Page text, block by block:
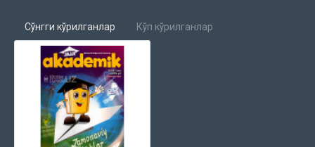
Сўнгги кўрилганлар Кўп кўрилганлар